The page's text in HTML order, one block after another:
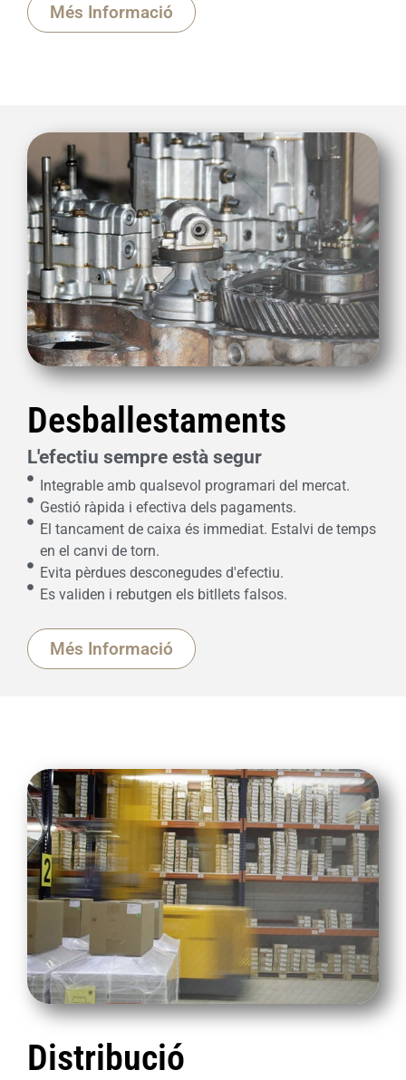
Més Informació
Desballestaments
L'efectiu sempre està segur
Integrable amb qualsevol programari del mercat.
Gestió ràpida i efectiva dels pagaments.
El tancament de caixa és immediat. Estalvi de temps
en el canvi de torn.
Evita pèrdues desconegudes d'efectiu.
Es validen i rebutgen els bitllets falsos.
Més Informació
Distribució